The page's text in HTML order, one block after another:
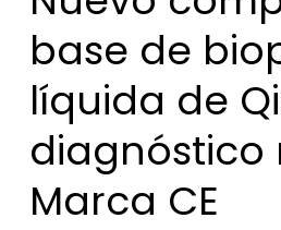
base de
líquida de
diagnóstico
Marca CE